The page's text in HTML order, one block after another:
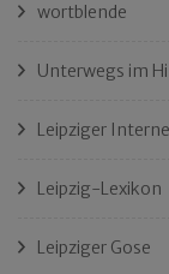
wortblende
Unterwegs im
Leipziger
Leipzig-Lexikon
Leipziger Gose